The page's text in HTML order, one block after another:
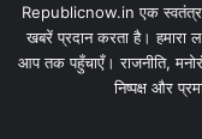
Republicnow.in एक
खबरें प्रदान करता है। हमारा
आप तक पहुँचाएँ। राजनीति,
निष्पक्ष और